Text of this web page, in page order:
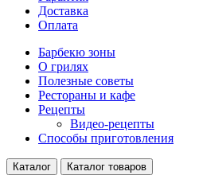
Доставка
Оплата
Барбекю зоны
О грилях
Полезные советы
Рестораны и кафе
Рецепты
Видео-рецепты
Способы приготовления
Каталог Каталог товаров